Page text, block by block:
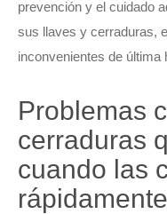
prevención y el cuidado
sus llaves y cerraduras,
inconvenientes de última
Problemas
cerraduras
cuando las
rápidamente